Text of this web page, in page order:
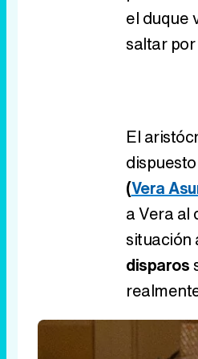
el duque
saltar
El
(Vera
a Vera al
situación
disparos